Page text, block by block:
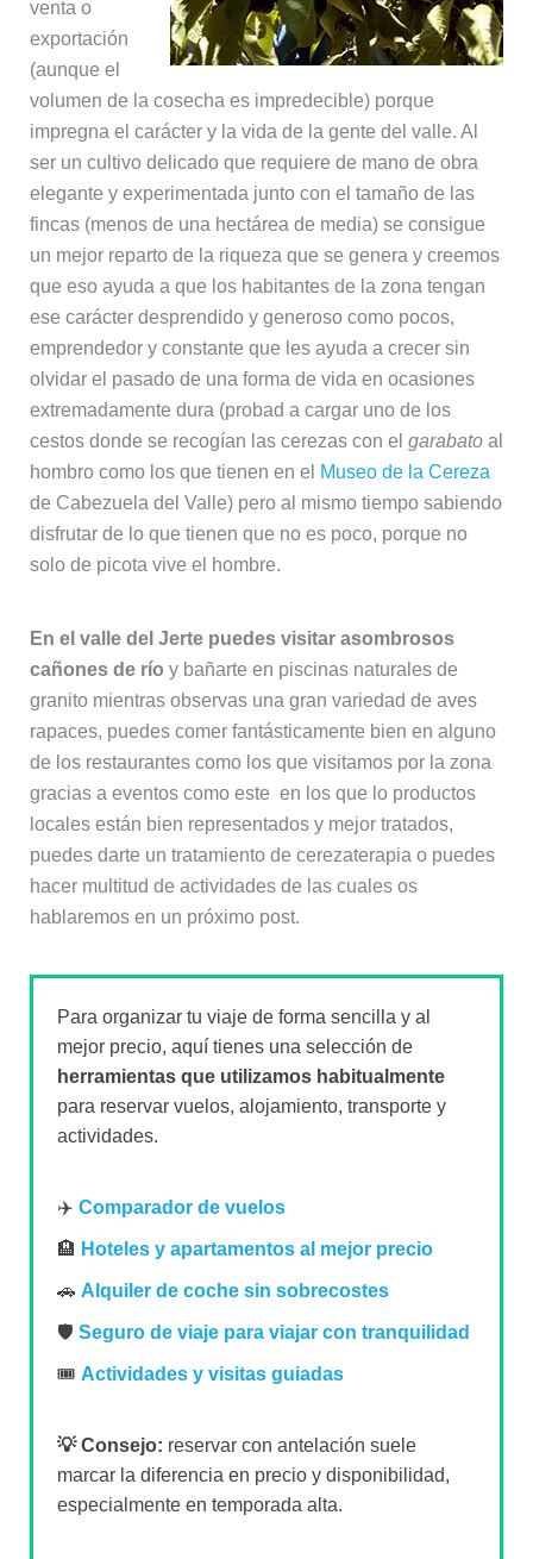
venta o
exportación
(aunque el
volumen de la cosecha es impredecible) porque
impregna el carácter y la vida de la gente del valle. Al
ser un cultivo delicado que requiere de mano de obra
elegante y experimentada junto con el tamaño de las
fincas (menos de una hectárea de media) se consigue
un mejor reparto de la riqueza que se genera y creemos
que eso ayuda a que los habitantes de la zona tengan
ese carácter desprendido y generoso como pocos,
emprendedor y constante que les ayuda a crecer sin
olvidar el pasado de una forma de vida en ocasiones
extremadamente dura (probad a cargar uno de los
cestos donde se recogían las cerezas con el garabatoal
hombro como los que tienen en el
Museo de la Cereza
de Cabezuela del Valle) pero al mismo tiempo sabiendo
disfrutar de lo que tienen que no es poco, porque no
solo de picota vive el hombre.
En el valle del Jerte puedes visitar asombrosos
cañones de río y bañarte en piscinas naturales de
granito mientras observas una gran variedad de aves
rapaces, puedes comer fantásticamente bien en alguno
de los restaurantes como los que visitamos por la zona
gracias a eventos como este en los que lo productos
locales están bien representados y mejor tratados,
puedes darte un tratamiento de cerezaterapia o puedes
hacer multitud de actividades de las cuales os
hablaremos en un próximo post.
Para organizar tu viaje de forma sencilla y al
mejor precio, aquí tienes una selección de
herramientas que utilizamos habitualmente
para reservar vuelos, alojamiento, transporte y
actividades.
✈️ Comparador de vuelos
🏨 Hoteles y apartamentos al mejor precio
🚗 Alquiler de coche sin sobrecostes
🛡️ Seguro de viaje para viajar con tranquilidad
🎟️ Actividades y visitas guiadas
💡 Consejo: reservar con antelación suele
marcar la diferencia en precio y disponibilidad,
especialmente en temporada alta.